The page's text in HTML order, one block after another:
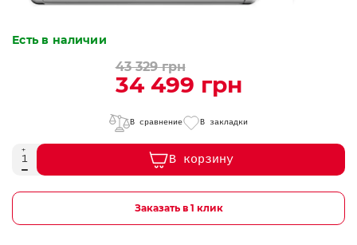
Есть в наличии
43 329 грн
34 499 грн
В сравнение В закладки
В корзину
Заказать в 1 клик